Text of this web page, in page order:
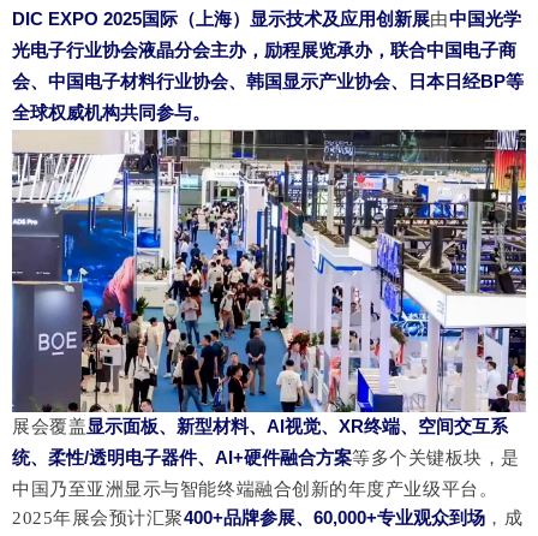
DIC EXPO 2025国际（上海）显示技术及应用创新展由中国光学
光电子行业协会液晶分会主办 ， 励程展览承办 ，联合中国电子商
会、中国电子材料行业协会、韩国显示产业协会、日本日经BP等
全球权威机构共同参与。
展会覆盖显示面板、新型材料、AI视觉、XR终端、空间交互系
统、柔性/透明电子器件、AI+硬件融合方案等多个关键板块，是
中国乃至亚洲显示与智能终端融合创新的年度产业级平台。
2025年展会预计汇聚400+品牌参展、60,000+专业观众到场，成